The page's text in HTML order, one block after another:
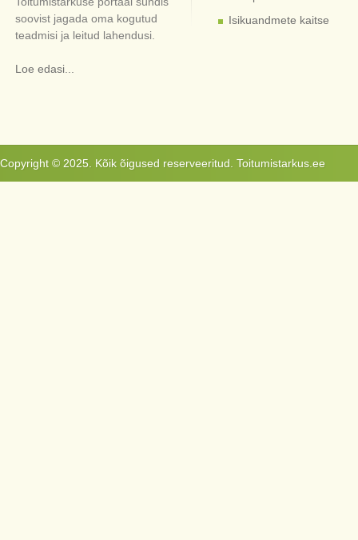
soovist jagada oma kogutud
teadmisi ja leitud lahendusi.
Loe edasi...
Isikuandmete kaitse
Copyright © 2025. Kõik õigused reserveeritud. Toitumistarkus.ee